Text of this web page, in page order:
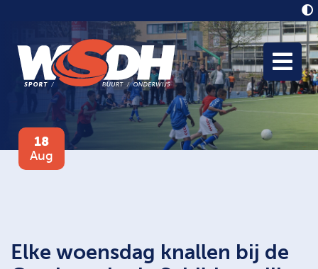
18
Aug
Elke woensdag knallen bij de